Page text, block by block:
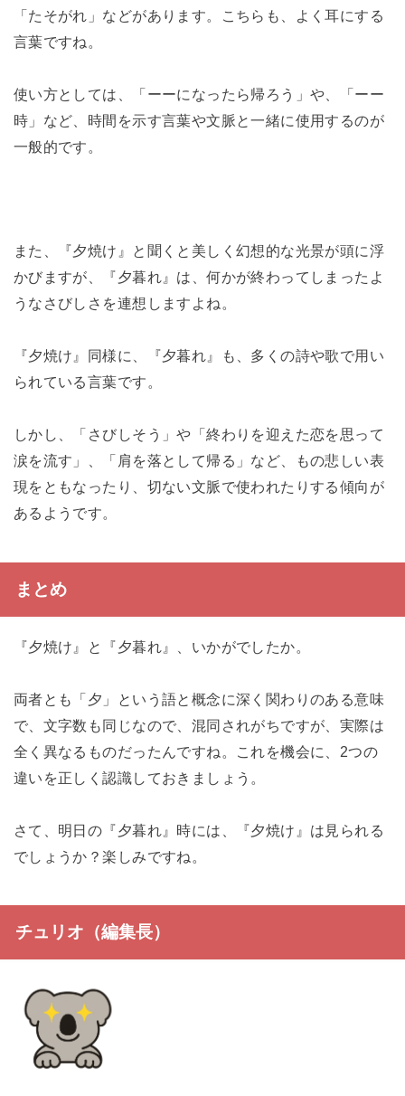
「たそがれ」などがあります。こちらも、よく耳にする
言葉ですね。
使い方としては、「ーーになったら帰ろう」や、「ーー
時」など、時間を示す言葉や文脈と一緒に使用するのが
一般的です。
また、『夕焼け』と聞くと美しく幻想的な光景が頭に浮
かびますが、『夕暮れ』は、何かが終わってしまったよ
うなさびしさを連想しますよね。
『夕焼け』同様に、『夕暮れ』も、多くの詩や歌で用い
られている言葉です。
しかし、「さびしそう」や「終わりを迎えた恋を思って
涙を流す」、「肩を落として帰る」など、もの悲しい表
現をともなったり、切ない文脈で使われたりする傾向が
あるようです。
まとめ
『夕焼け』と『夕暮れ』、いかがでしたか。
両者とも「夕」という語と概念に深く関わりのある意味
で、文字数も同じなので、混同されがちですが、実際は
全く異なるものだったんですね。これを機会に、2つの
違いを正しく認識しておきましょう。
さて、明日の『夕暮れ』時には、『夕焼け』は見られる
でしょうか？楽しみですね。
チュリオ（編集長）